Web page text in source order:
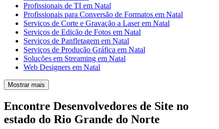
Profissionais de TI em Natal
Profissionais para Conversão de Formatos em Natal
Serviços de Corte e Gravação a Laser em Natal
Serviços de Edição de Fotos em Natal
Serviços de Panfletagem em Natal
Serviços de Produção Gráfica em Natal
Soluções em Streaming em Natal
Web Designers em Natal
Mostrar mais
Encontre Desenvolvedores de Site no
estado do Rio Grande do Norte